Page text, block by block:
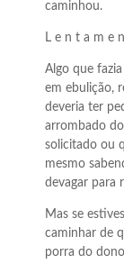
caminhou.
L e n t a m e
Algo que
em ebulição,
deveria ter
arrombado
solicitado ou
mesmo
devagar para
Mas se
caminhar de
porra do